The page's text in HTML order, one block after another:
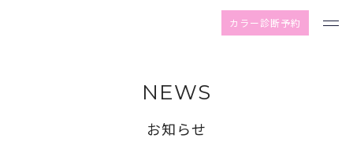
カラー診断予約
NEWS
お知らせ